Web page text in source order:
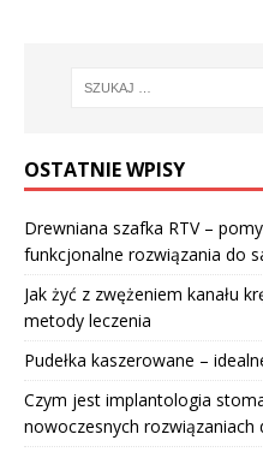
OSTATNIE WPISY
Drewniana szafka RTV –
funkcjonalne rozwiązania do
Jak żyć z zwężeniem kanału
metody leczenia
Pudełka kaszerowane –
Czym jest implantologia
nowoczesnych rozwiązaniach